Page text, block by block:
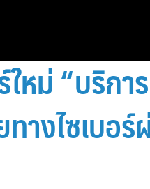
ม่ “บริการ
งไซเบอร์